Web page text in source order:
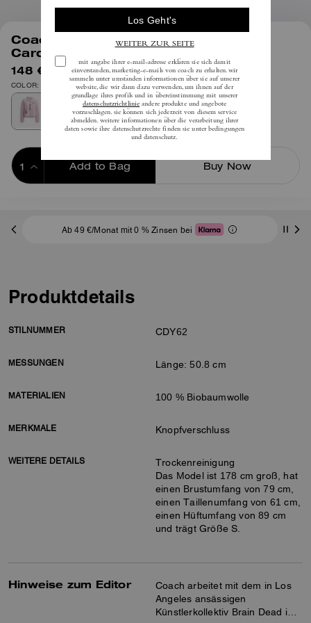
Coach | Brain Dead Kachi Maus
Cardigan Aus Biobaumwolle
148 € 295 €inkl. MwSt.
COLOR: Rosa
Add to Bag Buy Now
Ab 49 €/Monat mit 0 % Zinsen bei
Produktdetails
STILNUMMER CDY62
MESSUNGEN Länge: 50.8 cm
MATERIALIEN 100 % Biobaumwolle
MERKMALE Knopfverschluss
WEITERE DETAILS
Trockenreinigung
Das Model ist 178 cm groß, hat
einen Brustumfang von 79 cm,
einen Taillenumfang von 61 cm,
einen Hüftumfang von 89 cm
und trägt Größe S.
Hinweise zum Editor
Coach arbeitet mit dem in Los
Angeles ansässigen
Künstlerkollektiv Brain Dead in